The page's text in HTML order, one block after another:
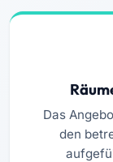
Das
den